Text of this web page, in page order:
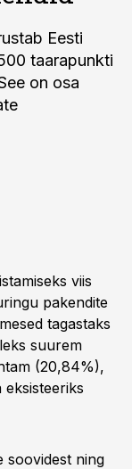
Eesti
taarapunkti
on osa
viis
pakendite
tagastaks
suurem
(20,84%),
soovidest ning